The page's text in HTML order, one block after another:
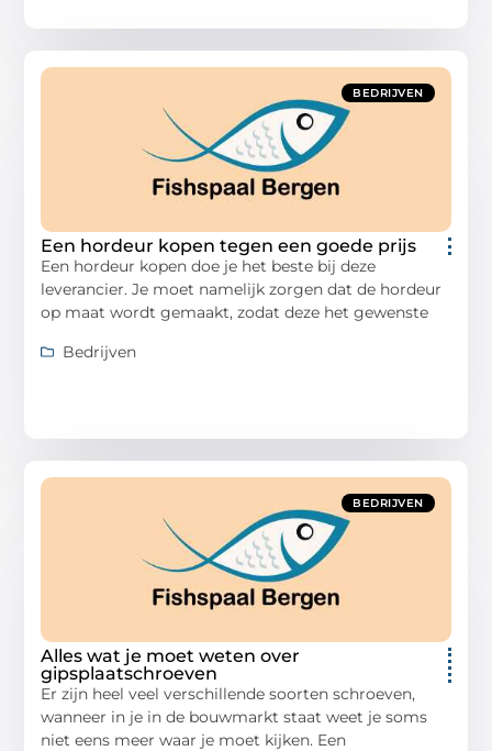
BEDRIJVEN
Een hordeur kopen tegen een goede prijs
Een hordeur kopen doe je het beste bij deze
leverancier. Je moet namelijk zorgen dat de hordeur
op maat wordt gemaakt, zodat deze het gewenste
Bedrijven
BEDRIJVEN
Alles wat je moet weten over
gipsplaatschroeven
Er zijn heel veel verschillende soorten schroeven,
wanneer in je in de bouwmarkt staat weet je soms
niet eens meer waar je moet kijken. Een